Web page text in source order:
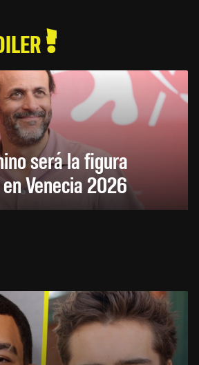
será la figura
Venecia 2026